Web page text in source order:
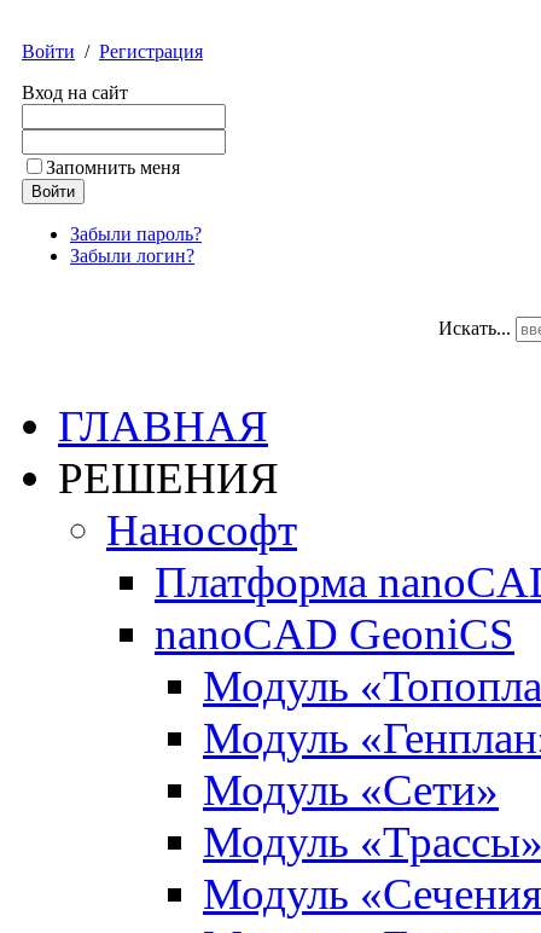
Войти / Регистрация
Вход на сайт
Запомнить меня
Забыли пароль?
Забыли логин?
Искать...
ГЛАВНАЯ
РЕШЕНИЯ
Нанософт
Платформа
nanoCAD GeoniCS
Модуль
Модуль
Модуль «Сети»
Модуль
Модуль